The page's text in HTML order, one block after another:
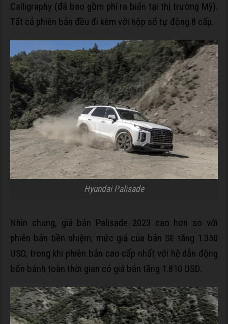
Calligraphy (đã bao gồm phí ra biển tại thị trường Mỹ).
Tất cả phiên bản đều đi kèm với hộp số tự động 8 cấp.
Hyundai Palisade
Nhìn chung, giá bán Palisade 2023 cao hơn so với
phiên bản tiền nhiệm, mức giá của bản SE tăng 1.350
USD, trong khi phiên bản cao cấp nhất với hệ dẫn động
bốn bánh toàn thời gian có giá bán tăng 1.810 USD.